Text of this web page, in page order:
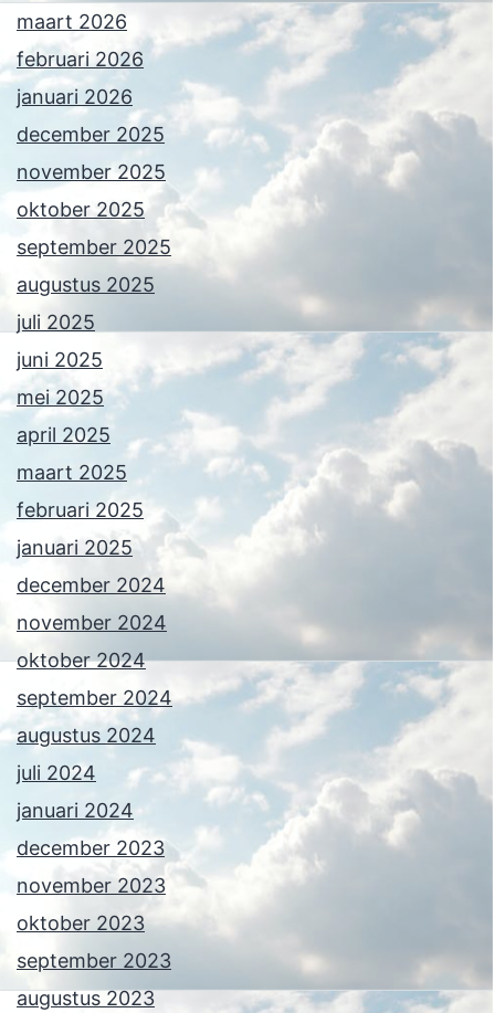
maart 2026
februari 2026
januari 2026
december 2025
november 2025
oktober 2025
september 2025
augustus 2025
juli 2025
juni 2025
mei 2025
april 2025
maart 2025
februari 2025
januari 2025
december 2024
november 2024
oktober 2024
september 2024
augustus 2024
juli 2024
januari 2024
december 2023
november 2023
oktober 2023
september 2023
augustus 2023